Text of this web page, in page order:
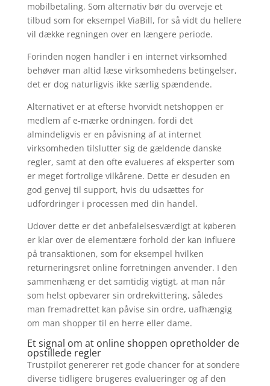
mobilbetaling. Som alternativ bør du overveje et
tilbud som for eksempel ViaBill, for så vidt du hellere
vil dække regningen over en længere periode.
Forinden nogen handler i en internet virksomhed
behøver man altid læse virksomhedens betingelser,
det er dog naturligvis ikke særlig spændende.
Alternativet er at efterse hvorvidt netshoppen er
medlem af e-mærke ordningen, fordi det
almindeligvis er en påvisning af at internet
virksomheden tilslutter sig de gældende danske
regler, samt at den ofte evalueres af eksperter som
er meget fortrolige vilkårene. Dette er desuden en
god genvej til support, hvis du udsættes for
udfordringer i processen med din handel.
Udover dette er det anbefalelsesværdigt at køberen
er klar over de elementære forhold der kan influere
på transaktionen, som for eksempel hvilken
returneringsret online forretningen anvender. I den
sammenhæng er det samtidig vigtigt, at man når
som helst opbevarer sin ordrekvittering, således
man fremadrettet kan påvise sin ordre, uafhængig
om man shopper til en herre eller dame.
Et signal om at online shoppen opretholder de
opstillede regler
Trustpilot genererer ret gode chancer for at sondere
diverse tidligere brugeres evalueringer og af den